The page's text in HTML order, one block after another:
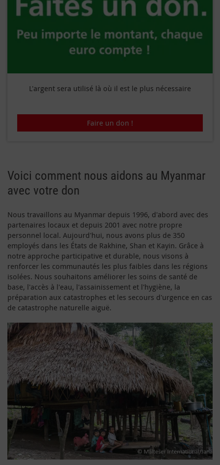
L'argent sera utilisé là où il est le plus nécessaire
Faire un don !
Voici comment nous aidons au Myanmar
avec votre don
Nous travaillons au Myanmar depuis 1996, d'abord avec des
partenaires locaux et depuis 2001 avec notre propre
personnel local. Aujourd'hui, nous avons plus de 350
employés dans les États de Rakhine, Shan et Kayin. Grâce à
notre approche participative et durable, nous visons à
renforcer les communautés les plus faibles dans les régions
isolées. Nous souhaitons améliorer les soins de santé de
base, l'accès à l'eau, l'assainissement et l'hygiène, la
préparation aux catastrophes et les secours d'urgence en cas
de catastrophe naturelle aiguë.